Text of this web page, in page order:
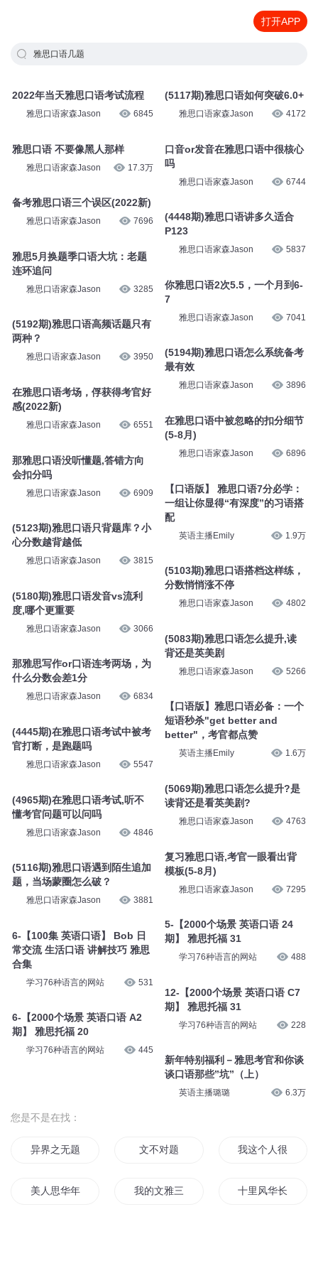
打开APP
雅思口语几题
2022年当天雅思口语考试流程
雅思口语家森Jason 6845
雅思口语 不要像黑人那样
雅思口语家森Jason 17.3万
备考雅思口语三个误区(2022新)
雅思口语家森Jason 7696
雅思5月换题季口语大坑：老题
连环追问
雅思口语家森Jason 3285
(5192期)雅思口语高频话题只有
两种？
雅思口语家森Jason 3950
在雅思口语考场，俘获得考官好
感(2022新)
雅思口语家森Jason 6551
那雅思口语没听懂题,答错方向
会扣分吗
雅思口语家森Jason 6909
(5123期)雅思口语只背题库？小
心分数越背越低
雅思口语家森Jason 3815
(5180期)雅思口语发音vs流利
度,哪个更重要
雅思口语家森Jason 3066
那雅思写作or口语连考两场，为
什么分数会差1分
雅思口语家森Jason 6834
(4445期)在雅思口语考试中被考
官打断，是跑题吗
雅思口语家森Jason 5547
(4965期)在雅思口语考试,听不
懂考官问题可以问吗
雅思口语家森Jason 4846
(5116期)雅思口语遇到陌生追加
题，当场蒙圈怎么破？
雅思口语家森Jason 3881
6-【100集 英语口语】 Bob 日
常交流 生活口语 讲解技巧 雅思
合集
学习76种语言的网站 531
6-【2000个场景 英语口语 A2
期】 雅思托福 20
学习76种语言的网站 445
(5117期)雅思口语如何突破6.0+
雅思口语家森Jason 4172
口音or发音在雅思口语中很核心
吗
雅思口语家森Jason 6744
(4448期)雅思口语讲多久适合
P123
雅思口语家森Jason 5837
你雅思口语2次5.5，一个月到6-
7
雅思口语家森Jason 7041
(5194期)雅思口语怎么系统备考
最有效
雅思口语家森Jason 3896
在雅思口语中被忽略的扣分细节
(5-8月)
雅思口语家森Jason 6896
【口语版】 雅思口语7分必学：
一组让你显得“有深度”的习语搭
配
英语主播Emily 1.9万
(5103期)雅思口语搭档这样练，
分数悄悄涨不停
雅思口语家森Jason 4802
(5083期)雅思口语怎么提升,读
背还是英美剧
雅思口语家森Jason 5266
【口语版】雅思口语必备：一个
短语秒杀"get better and
better"，考官都点赞
英语主播Emily 1.6万
(5069期)雅思口语怎么提升?是
读背还是看英美剧?
雅思口语家森Jason 4763
复习雅思口语,考官一眼看出背
模板(5-8月)
雅思口语家森Jason 7295
5-【2000个场景 英语口语 24
期】 雅思托福 31
学习76种语言的网站 488
12-【2000个场景 英语口语 C7
期】 雅思托福 31
学习76种语言的网站 228
新年特别福利－雅思考官和你谈
谈口语那些”坑”（上）
英语主播璐璐 6.3万
您是不是在找：
异界之无题 文不对题 我这个人很有思想
美人思华年 我的文雅三国 十里风华长相思